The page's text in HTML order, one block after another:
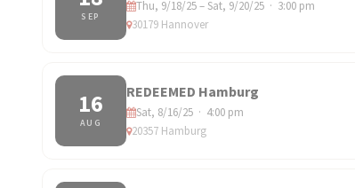
SEP
Thu, 9/18/25 – Sat, 9/20/25 · 3:00 pm
30179 Hannover
16
AUG
REDEEMED Hamburg
Sat, 8/16/25 · 4:00 pm
20357 Hamburg